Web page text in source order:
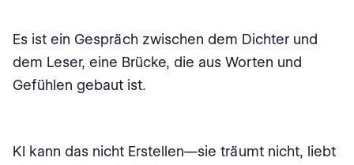
Es ist ein Gespräch zwischen dem Dichter und
dem Leser, eine Brücke, die aus Worten und
Gefühlen gebaut ist.
KI kann das nicht Erstellen—sie träumt nicht, liebt